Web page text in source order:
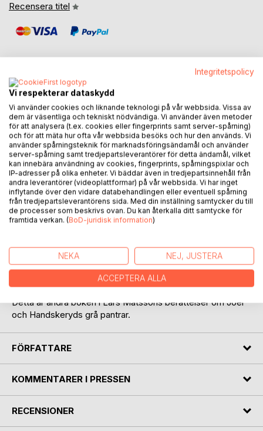
Recensera titel
BESKRIVNING
Änkemannen Joel bor i en villa i Nässjö. Året är 1990. När
han hör talas om en ensling som deltagit i andra världskriget
på tyskarna sida och som vid krigsslutet slagit sig ner i
skogen strax utanför staden, väcks hans nyfikenhet. När
Joel söker upp det han tror är ett ödehus, utsätts han
plötsligt för beskjutning. Detta blir starten på en kedja av
händelser som kräver en gemensam insats av vännerna i
"Handskeryds grå pantrar".
tillbaka till den lyckliga tiden som nygift med sin Linnea. När
andra världskriget bryter ut förändras emellertid livet i den
lilla staden och lyckan byts mot oro.
Detta är andra boken i Lars Matssons berättelser om Joel
och Handskeryds grå pantrar.
FÖRFATTARE
KOMMENTARER I PRESSEN
RECENSIONER
Integritetspolicy
Vi respekterar dataskydd
Vi använder cookies och liknande teknologi på vår webbsida. Vissa av
dem är väsentliga och tekniskt nödvändiga. Vi använder även metoder
för att analysera (t.ex. cookies eller fingerprints samt server-spårning)
och för att mäta hur ofta vår webbsida besöks och hur den används. Vi
använder spårningsteknik för marknadsföringsändamål och använder
server-spårning samt tredjepartsleverantörer för detta ändamål, vilket
kan innebära användning av cookies, fingerprints, spårningspixlar och
IP-adresser på olika enheter. Vi bäddar även in tredjepartsinnehåll från
andra leverantörer (videoplattformar) på vår webbsida. Vi har inget
inflytande över den vidare databehandlingen eller eventuell spårning
från tredjepartsleverantörens sida. Med din inställning samtycker du till
de processer som beskrivs ovan. Du kan återkalla ditt samtycke för
framtida verkan. (BoD-juridisk information)
NEKA NEJ, JUSTERA
ACCEPTERA ALLA